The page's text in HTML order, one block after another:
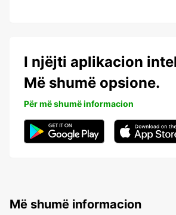
I njëjti aplikacion
Më shumë opsione.
Për më shumë informacion
Më shumë informacion